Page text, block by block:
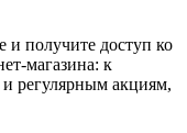
и получите доступ ко
магазина: к
регулярным акциям,